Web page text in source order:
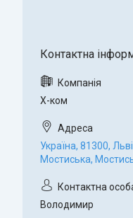
Х-ком
Україна, 81300,
Мостиська,
Володимир